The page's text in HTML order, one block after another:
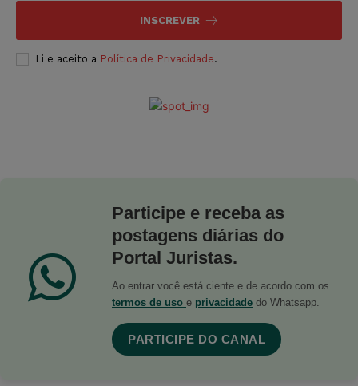
INSCREVER
Li e aceito a Política de Privacidade.
Participe e receba as
postagens diárias do
Portal Juristas.
Ao entrar você está ciente e de acordo com os
termos de uso e privacidade do Whatsapp.
PARTICIPE DO CANAL